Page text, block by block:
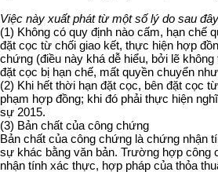
Việc này xuất phát từ một số lý do sau đây
(1) Không có quy định nào cấm, hạn chế
đặt cọc từ chối giao kết, thực hiện hợp
chứng (điều này khá dễ hiểu, bởi lẽ
đặt cọc bị hạn chế, mất quyền chuyển
(2) Khi hết thời hạn đặt cọc, bên đặt cọc
phạm hợp đồng; khi đó phải thực hiện
sự 2015.
(3) Bản chất của công chứng
Bản chất của công chứng là chứng nhận
sự khác bằng văn bản. Trường hợp công
nhận tính xác thực, hợp pháp của thỏa